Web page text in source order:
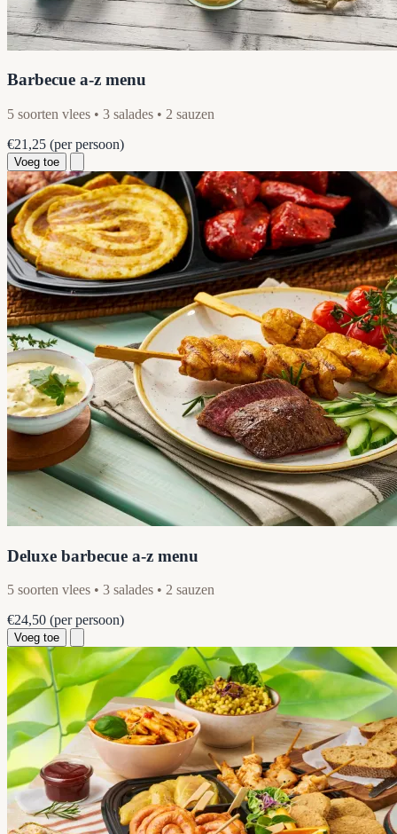
Barbecue a-z menu
5 soorten vlees • 3 salades • 2 sauzen
€21,25 (per persoon)
Voeg toe
Deluxe barbecue a-z menu
5 soorten vlees • 3 salades • 2 sauzen
€24,50 (per persoon)
Voeg toe